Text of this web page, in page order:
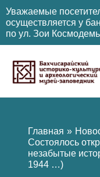
Уважаемые
осуществляется у
по ул. Зои
содержимому
Главная
Состоялось
незабытые
1944 …)